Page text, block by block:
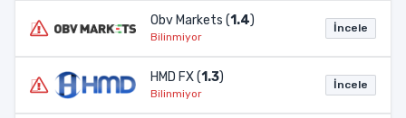
Obv Markets (1.4)
Bilinmiyor
İncele
HMD FX (1.3)
Bilinmiyor
İncele